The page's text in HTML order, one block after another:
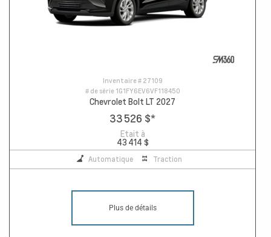
Inventaire # 27109
# de série 1G1FY6EV6VF118450
Chevrolet Bolt LT 2027
33 526 $*
Etait à
43 414 $
Automatique Traction
Plus de détails